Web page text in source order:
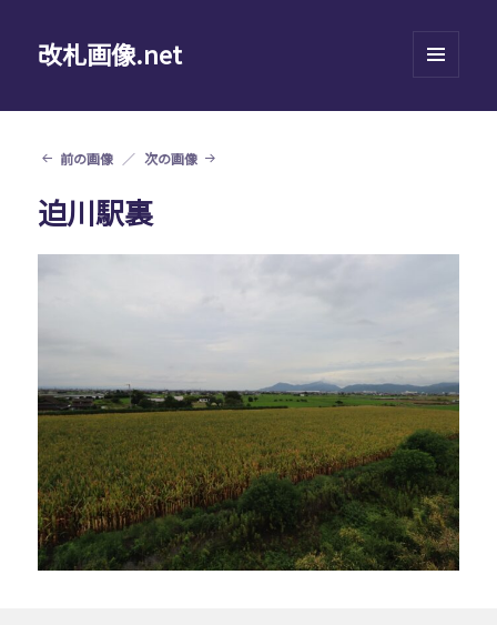
改札画像.net
ーとウ
前の画像 次の画像
迫川駅裏